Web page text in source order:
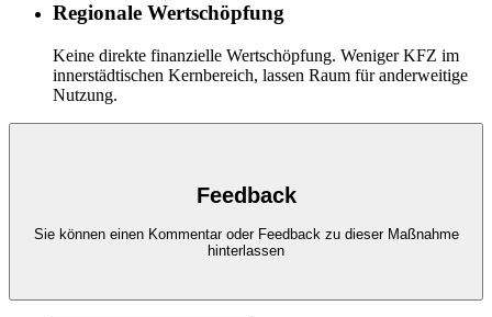
Regionale Wertschöpfung
Keine direkte finanzielle Wertschöpfung. Weniger KFZ im
innerstädtischen Kernbereich, lassen Raum für anderweitige
Nutzung.
Feedback
Sie können einen Kommentar oder Feedback zu dieser Maßnahme
hinterlassen